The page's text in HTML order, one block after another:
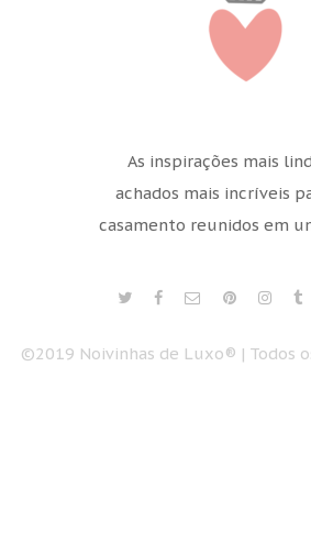
As inspirações mais
achados mais incríveis
casamento reunidos em
©2019 Noivinhas de Luxo® | Todos